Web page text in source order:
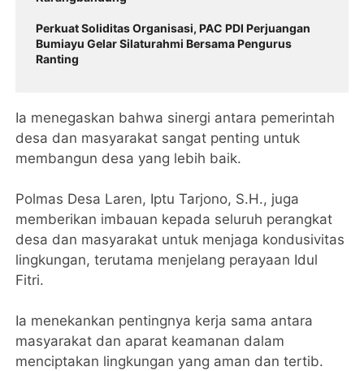
Perkuat Soliditas Organisasi, PAC PDI Perjuangan
Bumiayu Gelar Silaturahmi Bersama Pengurus
Ranting
Ia menegaskan bahwa sinergi antara pemerintah
desa dan masyarakat sangat penting untuk
membangun desa yang lebih baik.
Polmas Desa Laren, Iptu Tarjono, S.H., juga
memberikan imbauan kepada seluruh perangkat
desa dan masyarakat untuk menjaga kondusivitas
lingkungan, terutama menjelang perayaan Idul
Fitri.
Ia menekankan pentingnya kerja sama antara
masyarakat dan aparat keamanan dalam
menciptakan lingkungan yang aman dan tertib.